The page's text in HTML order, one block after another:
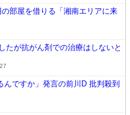
部屋を借りる「湘南エリアに来
たが抗がん剤での治療はしないと
ですか」発言の前川D 批判殺到